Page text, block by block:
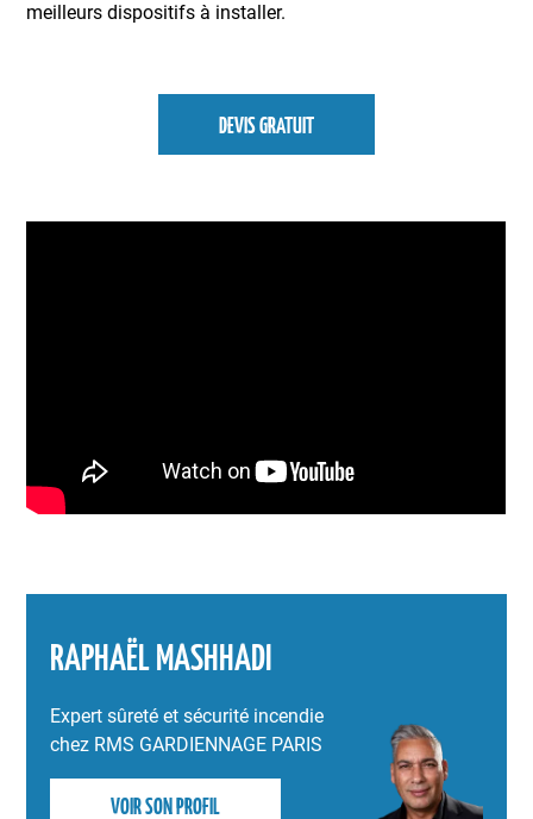
meilleurs dispositifs à installer.
DEVIS GRATUIT
RAPHAËL MASHHADI
Expert sûreté et sécurité incendie
chez RMS GARDIENNAGE PARIS
VOIR SON PROFIL